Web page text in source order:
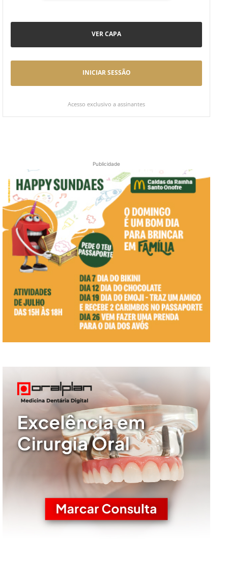
VER CAPA
INICIAR SESSÃO
Acesso exclusivo a assinantes
Publicidade